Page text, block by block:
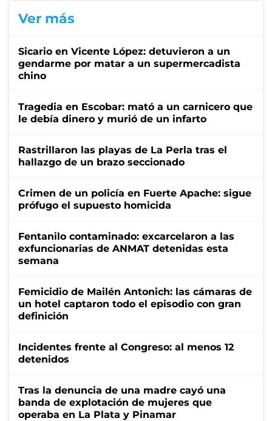
Ver más
Sicario en Vicente López: detuvieron a un
gendarme por matar a un supermercadista
chino
Tragedia en Escobar: mató a un carnicero que
le debía dinero y murió de un infarto
Rastrillaron las playas de La Perla tras el
hallazgo de un brazo seccionado
Crimen de un policía en Fuerte Apache: sigue
prófugo el supuesto homicida
Fentanilo contaminado: excarcelaron a las
exfuncionarias de ANMAT detenidas esta
semana
Femicidio de Mailén Antonich: las cámaras de
un hotel captaron todo el episodio con gran
definición
Incidentes frente al Congreso: al menos 12
detenidos
Tras la denuncia de una madre cayó una
banda de explotación de mujeres que
operaba en La Plata y Pinamar